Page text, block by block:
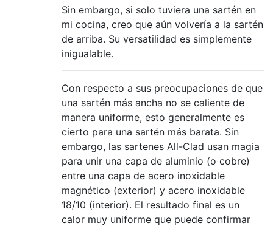
Sin embargo, si solo tuviera una sartén en
mi cocina, creo que aún volvería a la sartén
de arriba. Su versatilidad es simplemente
inigualable.
Con respecto a sus preocupaciones de que
una sartén más ancha no se caliente de
manera uniforme, esto generalmente es
cierto para una sartén más barata. Sin
embargo, las sartenes All-Clad usan magia
para unir una capa de aluminio (o cobre)
entre una capa de acero inoxidable
magnético (exterior) y acero inoxidable
18/10 (interior). El resultado final es un
calor muy uniforme que puede confirmar